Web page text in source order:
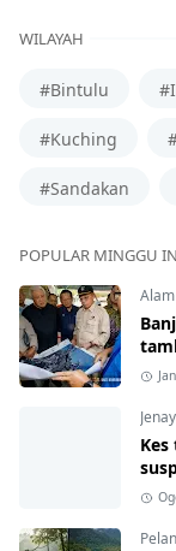
WILAYAH
#Bintulu
#Kuching
#Sandakan
POPULAR MINGGU